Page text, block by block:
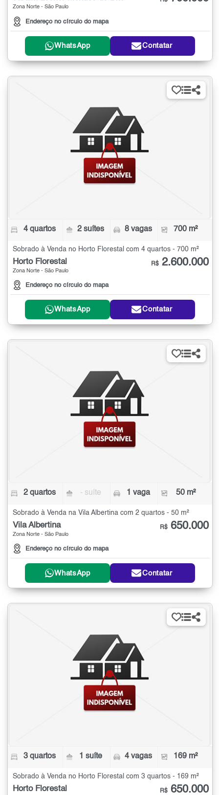
Zona Norte - São Paulo
Endereço no círculo do mapa
WhatsApp Contatar
4 quartos 2 suítes 8 vagas 700 m²
Sobrado à Venda no Horto Florestal com 4 quartos - 700 m²
Horto Florestal
Zona Norte - São Paulo
Endereço no círculo do mapa
R$ 2.600.000
WhatsApp Contatar
2 quartos - suíte 1 vaga 50 m²
Sobrado à Venda na Vila Albertina com 2 quartos - 50 m²
Vila Albertina
Zona Norte - São Paulo
Endereço no círculo do mapa
R$ 650.000
WhatsApp Contatar
3 quartos 1 suíte 4 vagas 169 m²
Sobrado à Venda no Horto Florestal com 3 quartos - 169 m²
Horto Florestal R$ 650.000